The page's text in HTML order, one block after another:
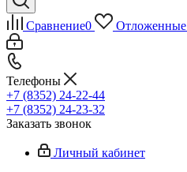
Сравнение0 Отложенные
Телефоны
+7 (8352) 24-22-44
+7 (8352) 24-23-32
Заказать звонок
Личный кабинет